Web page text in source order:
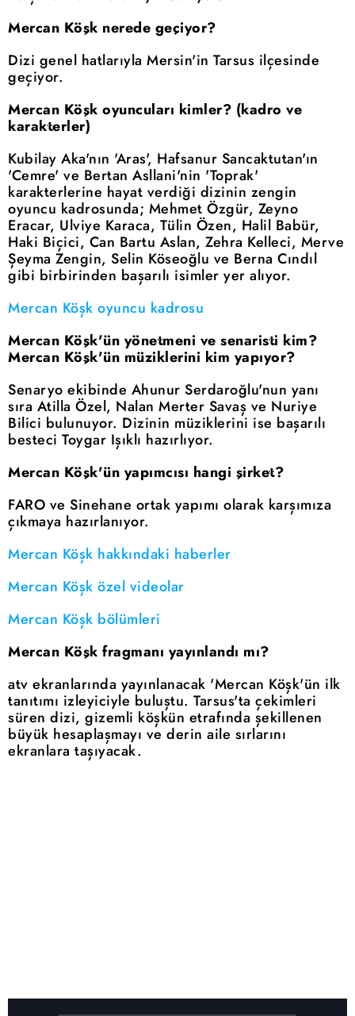
Mercan Köşk nerede geçiyor?
Dizi genel hatlarıyla Mersin'in Tarsus ilçesinde
geçiyor.
Mercan Köşk oyuncuları kimler? (kadro ve
karakterler)
Kubilay Aka'nın 'Aras', Hafsanur Sancaktutan'ın
'Cemre' ve Bertan Asllani'nin 'Toprak'
karakterlerine hayat verdiği dizinin zengin
oyuncu kadrosunda; Mehmet Özgür, Zeyno
Eracar, Ulviye Karaca, Tülin Özen, Halil Babür,
Haki Biçici, Can Bartu Aslan, Zehra Kelleci, Merve
Şeyma Zengin, Selin Köseoğlu ve Berna Cındıl
gibi birbirinden başarılı isimler yer alıyor.
Mercan Köşk oyuncu kadrosu
Mercan Köşk'ün yönetmeni ve senaristi kim?
Mercan Köşk'ün müziklerini kim yapıyor?
Senaryo ekibinde Ahunur Serdaroğlu'nun yanı
sıra Atilla Özel, Nalan Merter Savaş ve Nuriye
Bilici bulunuyor. Dizinin müziklerini ise başarılı
besteci Toygar Işıklı hazırlıyor.
Mercan Köşk'ün yapımcısı hangi şirket?
FARO ve Sinehane ortak yapımı olarak karşımıza
çıkmaya hazırlanıyor.
Mercan Köşk hakkındaki haberler
Mercan Köşk özel videolar
Mercan Köşk bölümleri
Mercan Köşk fragmanı yayınlandı mı?
atv ekranlarında yayınlanacak 'Mercan Köşk'ün ilk
tanıtımı izleyiciyle buluştu. Tarsus'ta çekimleri
süren dizi, gizemli köşkün etrafında şekillenen
büyük hesaplaşmayı ve derin aile sırlarını
ekranlara taşıyacak.